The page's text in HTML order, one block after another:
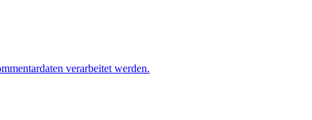
verarbeitet werden.